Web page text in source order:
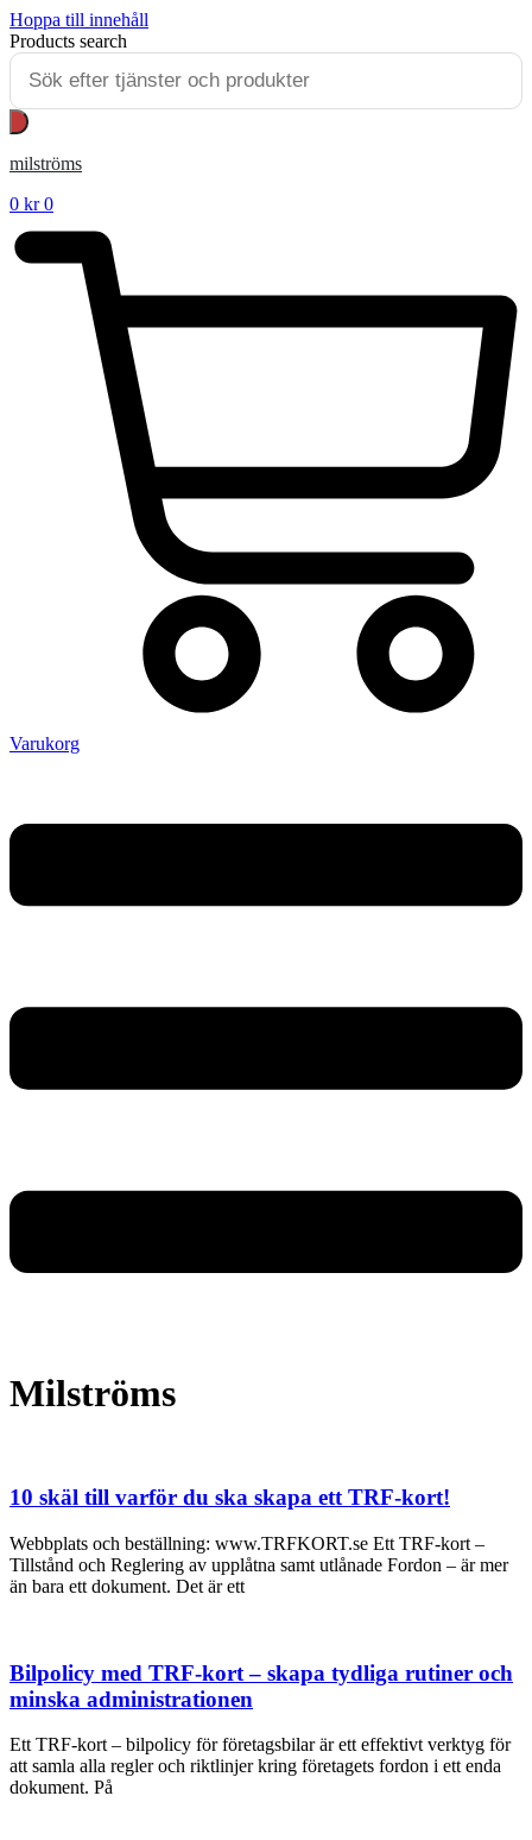
Hoppa till innehåll
Products search
milströms
0 kr 0
Varukorg
Milströms
10 skäl till varför du ska skapa ett TRF-kort!
Webbplats och beställning: www.TRFKORT.se Ett TRF-kort –
Tillstånd och Reglering av upplåtna samt utlånade Fordon – är mer
än bara ett dokument. Det är ett
Bilpolicy med TRF-kort – skapa tydliga rutiner och
minska administrationen
Ett TRF-kort – bilpolicy för företagsbilar är ett effektivt verktyg för
att samla alla regler och riktlinjer kring företagets fordon i ett enda
dokument. På